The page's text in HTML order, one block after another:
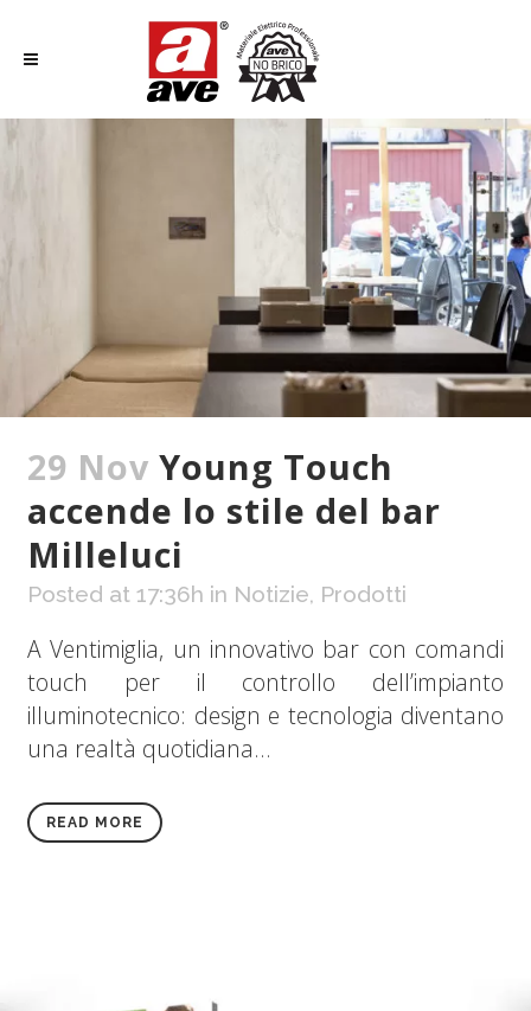
29 Nov Young Touch
accende lo stile del bar
Milleluci
Posted at 17:36h in Notizie, Prodotti
A Ventimiglia, un innovativo bar con comandi
touch per il controllo dell’impianto
illuminotecnico: design e tecnologia diventano
una realtà quotidiana...
READ MORE